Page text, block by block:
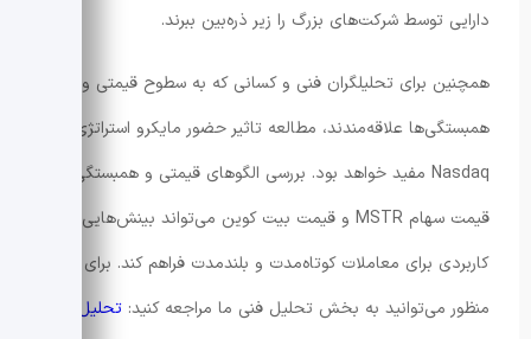
دارایی توسط شرکت‌های بزرگ را زیر ذره‌بین ببرند.
همچنین برای تحلیلگران فنی و کسانی که به سطوح قیمتی و
همبستگی‌ها علاقه‌مندند، مطالعه تاثیر حضور مایکرو استراتژی در
Nasdaq مفید خواهد بود. بررسی الگوهای قیمتی و همبستگی بین
قیمت سهام MSTR و قیمت بیت کوین می‌تواند بینش‌هایی
کاربردی برای معاملات کوتاه‌مدت و بلندمدت فراهم کند. برای این
منظور می‌توانید به بخش تحلیل فنی ما مراجعه کنید: تحلیل فنی